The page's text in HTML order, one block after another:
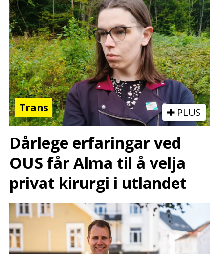
Trans PLUS
Dårlege erfaringar ved
OUS får Alma til å velja
privat kirurgi i utlandet